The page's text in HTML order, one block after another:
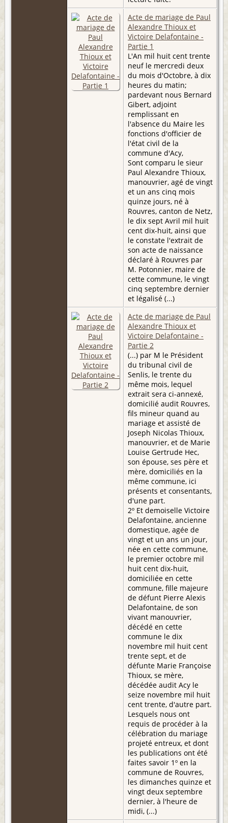
Acte de mariage de Paul
Alexandre Thioux et
Victoire Delafontaine -
Partie 1
L'An mil huit cent trente
neuf le mercredi deux
du mois d'Octobre, à dix
heures du matin;
pardevant nous Bernard
Gibert, adjoint
remplissant en
l'absence du Maire les
fonctions d'officier de
l'état civil de la
commune d'Acy,
Sont comparu le sieur
Paul Alexandre Thioux,
manouvrier, agé de vingt
et un ans cinq mois
quinze jours, né à
Rouvres, canton de Netz,
le dix sept Avril mil huit
cent dix-huit, ainsi que
le constate l'extrait de
son acte de naissance
déclaré à Rouvres par
M. Potonnier, maire de
cette commune, le vingt
cinq septembre dernier
et légalisé (...)
Acte de mariage de Paul
Alexandre Thioux et
Victoire Delafontaine -
Partie 2
(...) par M le Président
du tribunal civil de
Senlis, le trente du
même mois, lequel
extrait sera ci-annexé,
domicilié audit Rouvres,
fils mineur quand au
mariage et assisté de
Joseph Nicolas Thioux,
manouvrier, et de Marie
Louise Gertrude Hec,
son épouse, ses père et
mère, domiciliés en la
même commune, ici
présents et consentants,
d'une part.
2º Et demoiselle Victoire
Delafontaine, ancienne
domestique, agée de
vingt et un ans un jour,
née en cette commune,
le premier octobre mil
huit cent dix-huit,
domiciliée en cette
commune, fille majeure
de défunt Pierre Alexis
Delafontaine, de son
vivant manouvrier,
décédé en cette
commune le dix
novembre mil huit cent
trente sept, et de
défunte Marie Françoise
Thioux, se mère,
décédée audit Acy le
seize novembre mil huit
cent trente, d'autre part.
Lesquels nous ont
requis de procéder à la
célébration du mariage
projeté entreux, et dont
les publications ont été
faites savoir 1º en la
commune de Rouvres,
les dimanches quinze et
vingt deux septembre
dernier, à l'heure de
midi, (...)